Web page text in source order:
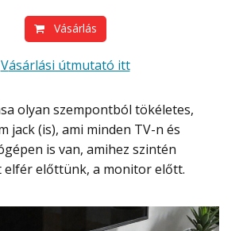
Vásárlás
Vásárlási útmutató itt
jack (is), ami minden TV-n és
is van, amihez szintén
elfér előttünk, a monitor előtt.